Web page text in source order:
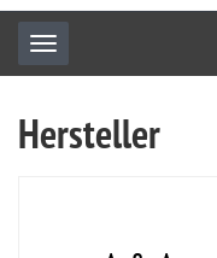
Toggle navigation
Hersteller